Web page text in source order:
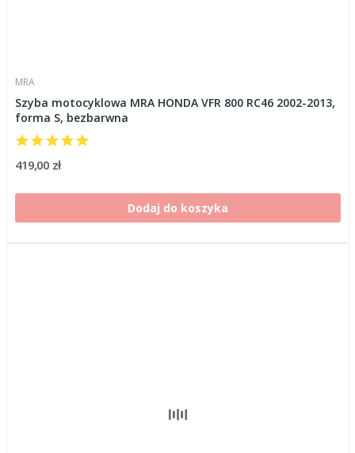
MRA
Szyba motocyklowa MRA HONDA VFR 800 RC46 2002-2013,
forma S, bezbarwna
419,00 zł
Dodaj do koszyka